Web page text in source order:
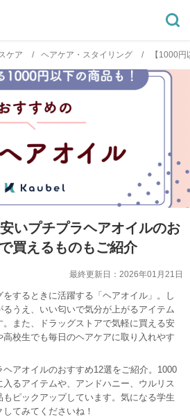
ケア ヘアケア・スタイリング 【1000
いプチプラヘアオイルのお
買えるものもご紹介
最終更新日： 2026年01月21日
するときに活躍する「ヘアオイル」。し
うえ、いい匂いで気分が上がるアイテム
また、ドラッグストアで気軽に買える安
校生でも毎日のヘアケアに取り入れやす
アオイルのおすすめ12選をご紹介。1000
るアイテムや、アンドハニー、ウルリス
ピックアップしています。気になる学生
てみてくださいね！